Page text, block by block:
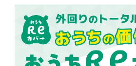
2025.05.23バイオ洗浄って安全？高
る「効果・価格・寿命」まとめ
2025.06.02【牛久市】金属製の外壁